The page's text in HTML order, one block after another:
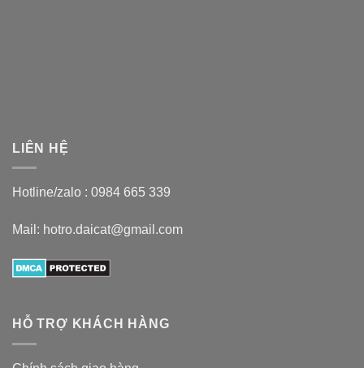
LIÊN HỆ
Hotline/zalo : 0984 665 339
Mail: hotro.daicat@gmail.com
HỖ TRỢ KHÁCH HÀNG